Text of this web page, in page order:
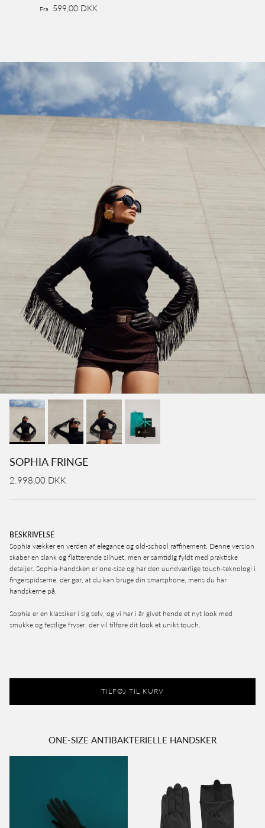
Fra 599,00 DKK
SOPHIA FRINGE
2.998,00 DKK
BESKRIVELSE
Sophia vækker en verden af elegance og old-school raffinement. Denne version
skaber en slank og flatterende silhuet, men er samtidig fyldt med praktiske
detaljer. Sophia-handsken er one-size og har den uundværlige touch-teknologi i
fingerspidserne, der gør, at du kan bruge din smartphone, mens du har
handskerne på.
Sophia er en klassiker i sig selv, og vi har i år givet hende et nyt look med
smukke og festlige fryser, der vil tilføre dit look et unikt touch.
TILFØJ TIL KURV
ONE-SIZE ANTIBAKTERIELLE HANDSKER